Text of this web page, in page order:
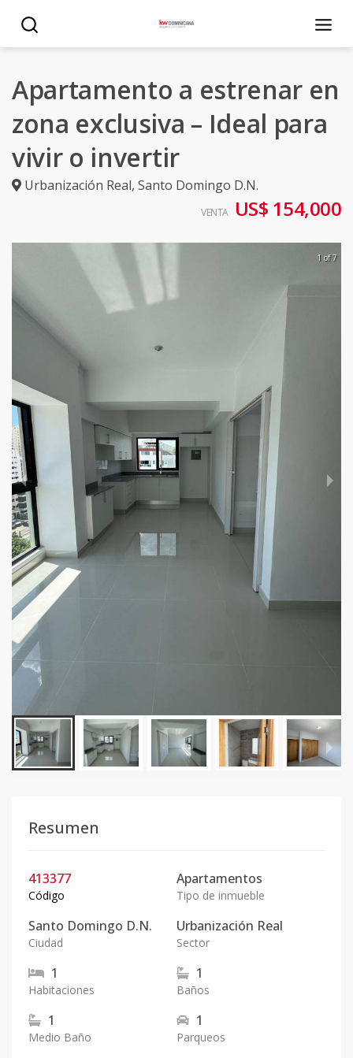
Apartamento a estrenar en
zona exclusiva – Ideal para
vivir o invertir
Urbanización Real, Santo Domingo D.N.
VENTA US$ 154,000
1 of 7
Resumen
413377
Código
Apartamentos
Tipo de inmueble
Santo Domingo D.N.
Ciudad
Urbanización Real
Sector
1
Habitaciones
1
Baños
1
Medio Baño
1
Parqueos